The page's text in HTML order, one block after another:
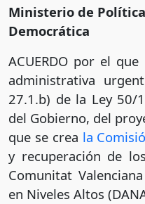
Ministerio de
Democrática
ACUERDO por el
administrativa
27.1.b) de la Ley 50/
del Gobierno, del
que se crea la
y recuperación de
Comunitat
en Niveles Altos